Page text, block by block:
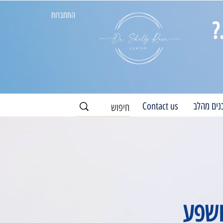
התחברות
מהלב Contact us